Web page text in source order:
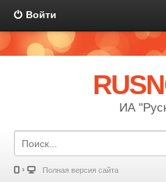
Войти
ИА
Полная версия сайта